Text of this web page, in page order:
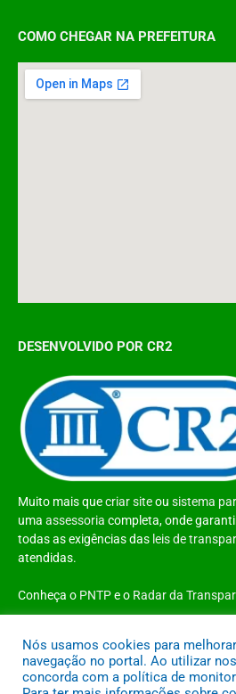
COMO CHEGAR NA PREFEITURA
DESENVOLVIDO POR CR2
Muito mais quecriar siteou sistema
uma assessoria completa, onde
todas as exigências das leis de
atendidas.
Conheça o PNTPe o Radar da
Todos os direitos reservados a Prefeitura
Nós usamos cookies para
navegação no portal. Ao utilizar
concorda com a política de